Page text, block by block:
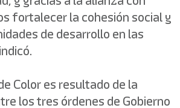
fortalecer la cohesión social y
de desarrollo en las
Color es resultado de la
los tres órdenes de Gobierno